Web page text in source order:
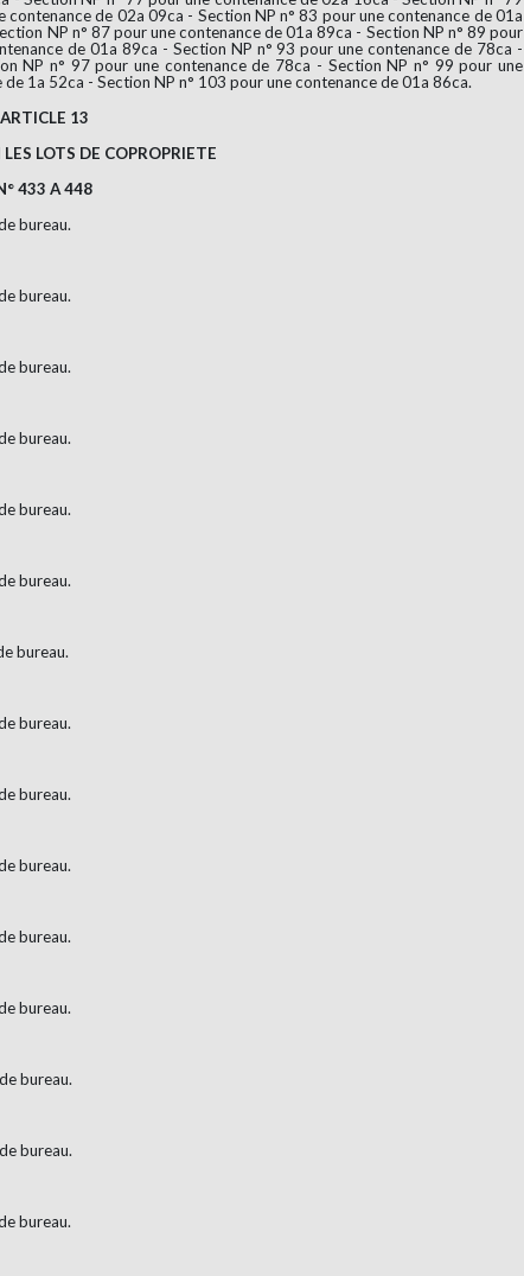
de 02a 09ca - Section NP n° 83 pour une contenance de 01a
NP n° 87 pour une contenance de 01a 89ca - Section NP n° 89 pour
de 01a 89ca - Section NP n° 93 pour une contenance de 78ca -
NP n° 97 pour une contenance de 78ca - Section NP n° 99 pour une
1a 52ca - Section NP n° 103 pour une contenance de 01a 86ca.
ARTICLE 13
LOTS DE COPROPRIETE
433 A 448
bureau.
bureau.
bureau.
bureau.
bureau.
bureau.
bureau.
bureau.
bureau.
bureau.
bureau.
bureau.
bureau.
bureau.
bureau.